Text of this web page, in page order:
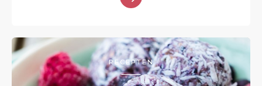
RECEPTEN